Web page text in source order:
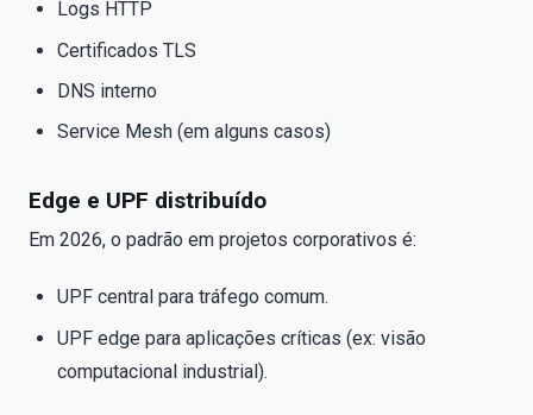
Logs HTTP
Certificados TLS
DNS interno
Service Mesh (em alguns casos)
Edge e UPF distribuído
Em 2026, o padrão em projetos corporativos é:
UPF central para tráfego comum.
UPF edge para aplicações críticas (ex: visão
computacional industrial).